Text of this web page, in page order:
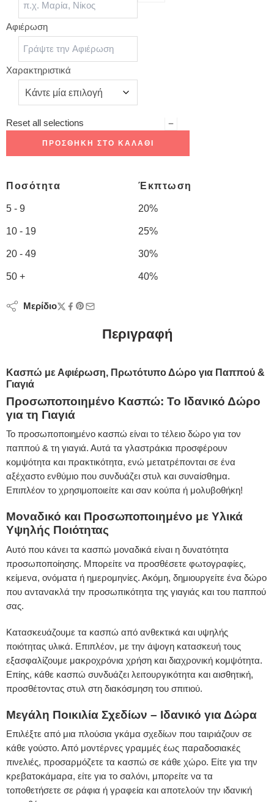
Αφιέρωση
Χαρακτηριστικά
Reset all selections
ΠΡΟΣΘΉΚΗ ΣΤΟ ΚΑΛΆΘΙ
Ποσότητα Έκπτωση
5 - 9 20%
10 - 19 25%
20 - 49 30%
50 + 40%
Μερίδιο
Περιγραφή
Κασπώ με Αφιέρωση, Πρωτότυπο Δώρο για Παππού &
Γιαγιά
Προσωποποιημένο Κασπώ: Το Ιδανικό Δώρο
για τη Γιαγιά
Το προσωποποιημένο κασπώ είναι το τέλειο δώρο για τον
παππού & τη γιαγιά. Αυτά τα γλαστράκια προσφέρουν
κομψότητα και πρακτικότητα, ενώ μετατρέπονται σε ένα
αξέχαστο ενθύμιο που συνδυάζει στυλ και συναίσθημα.
Επιπλέον το χρησιμοποιείτε και σαν κούπα ή μολυβοθήκη!
Μοναδικό και Προσωποποιημένο με Υλικά
Υψηλής Ποιότητας
Αυτό που κάνει τα κασπώ μοναδικά είναι η δυνατότητα
προσωποποίησης. Μπορείτε να προσθέσετε φωτογραφίες,
κείμενα, ονόματα ή ημερομηνίες. Ακόμη, δημιουργείτε ένα δώρο
που αντανακλά την προσωπικότητα της γιαγιάς και του παππού
σας.
Κατασκευάζουμε τα κασπώ από ανθεκτικά και υψηλής
ποιότητας υλικά. Επιπλέον, με την άψογη κατασκευή τους
εξασφαλίζουμε μακροχρόνια χρήση και διαχρονική κομψότητα.
Επίης, κάθε κασπώ συνδυάζει λειτουργικότητα και αισθητική,
προσθέτοντας στυλ στη διακόσμηση του σπιτιού.
Μεγάλη Ποικιλία Σχεδίων – Ιδανικό για Δώρα
Επιλέξτε από μια πλούσια γκάμα σχεδίων που ταιριάζουν σε
κάθε γούστο. Από μοντέρνες γραμμές έως παραδοσιακές
πινελιές, προσαρμόζετε τα κασπώ σε κάθε χώρο. Είτε για την
κρεβατοκάμαρα, είτε για το σαλόνι, μπορείτε να τα
τοποθετήσετε σε ράφια ή γραφεία και αποτελούν την ιδανική